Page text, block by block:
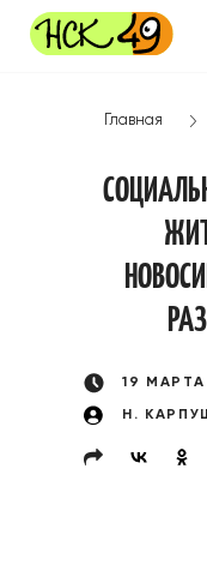
Главная
19 МАРТА
Н.